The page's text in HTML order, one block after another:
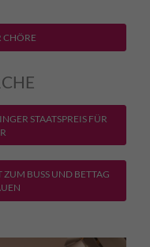
CHÖRE
STAATSPREIS FÜR
BUSS UND BETTAG Z